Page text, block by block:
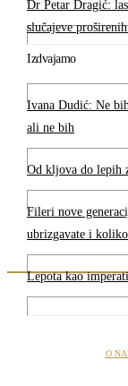
Dr Petar Dragić:
slučajeve
Izdvajamo
Ivana Dudić: Ne
ali ne bih
Od kljova do lepih
Fileri nove
ubrizgavate i
Lepota kao
O